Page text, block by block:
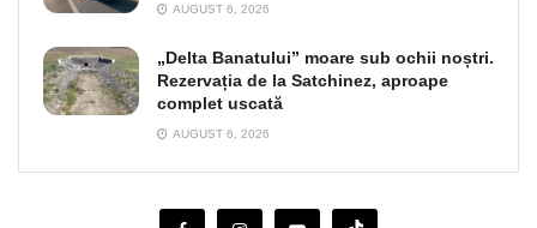
AUGUST 6, 2026
„Delta Banatului” moare sub ochii noștri.
Rezervația de la Satchinez, aproape
complet uscată
AUGUST 6, 2026